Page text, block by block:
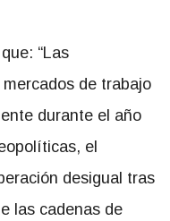
“Las
de trabajo
durante el año
el
desigual tras
las cadenas de